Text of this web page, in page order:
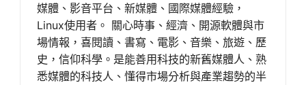
媒體、影音平台、新媒體、國際媒體經驗，
Linux使用者。 關心時事、經濟、開源軟體與市
場情報，喜閱讀、書寫、電影、音樂、旅遊、歷
史，信仰科學。是能善用科技的新舊媒體人、熟
悉媒體的科技人、懂得市場分析與產業趨勢的半